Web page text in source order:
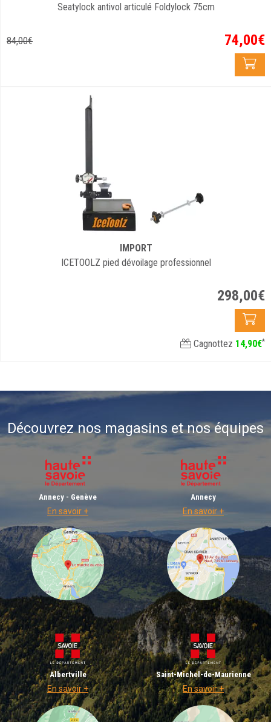
Seatylock antivol articulé Foldylock 75cm
84,00€ 74,00€
IMPORT
ICETOOLZ pied dévoilage professionnel
298,00€
Cagnottez 14,90€*
Découvrez nos magasins et nos équipes
Annecy - Genève
En savoir +
Annecy
En savoir +
Albertville
En savoir +
Saint-Michel-de-Maurienne
En savoir +